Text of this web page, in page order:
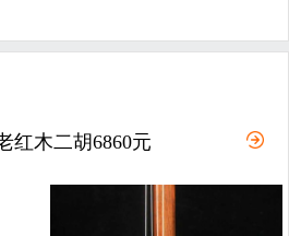
红木二胡6860元